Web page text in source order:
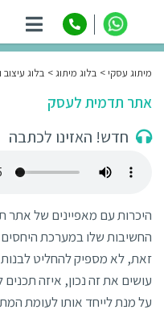
מיתוג עסקי בלוג מיתוג בלוג עיצוב
אתר תדמית לעסק
חדש! האזינו לכתבה
היכרות עם מאפיינים של
החשיבות שלו במערכת היחסים
זאת, לא מספיק להחליט
עושים את זה נכון, איזה
על מנת לייחד אותו לעומת